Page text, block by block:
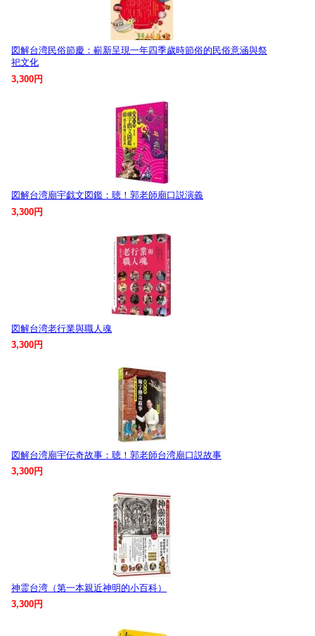
図解台湾民俗節慶：嶄新呈現一年四季歲時節俗的民俗意涵與祭
祀文化
3,300円
図解台湾廟宇戯文図鑑：聴！郭老師廟口説演義
3,300円
図解台湾老行業與職人魂
3,300円
図解台湾廟宇伝奇故事：聴！郭老師台湾廟口説故事
3,300円
神霊台湾（第一本親近神明的小百科）
3,300円